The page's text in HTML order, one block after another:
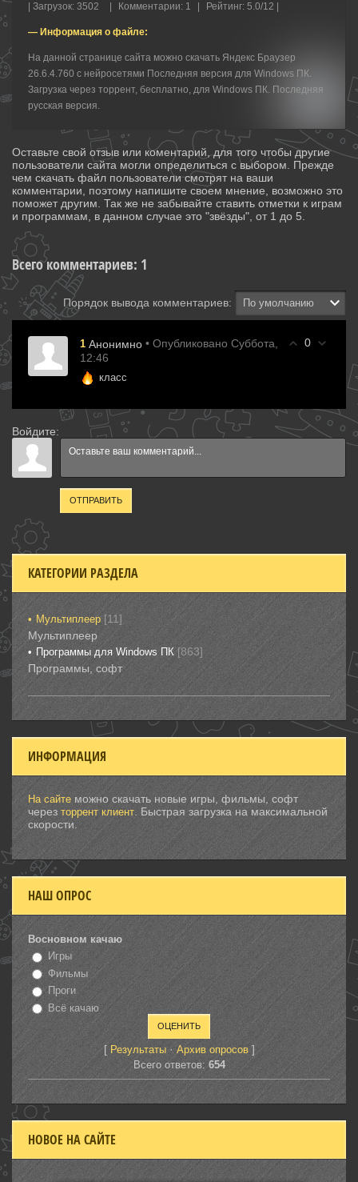
Загрузок: 3502 Комментарии: 1 Рейтинг: 5.0/12 |
— Информация о файле:
На данной странице сайта можно скачать Яндекс Браузер
26.6.4.760 с нейросетями Последняя версия для Windows ПК.
Загрузка через торрент, бесплатно, для Windows ПК. Последняя
русская версия.
Оставьте свой отзыв или коментарий, для того чтобы другие
пользователи сайта могли определиться с выбором. Прежде
чем скачать файл пользователи смотрят на ваши
комментарии, поэтому напишите своем мнение, возможно это
поможет другим. Так же не забывайте ставить отметки к играм
и программам, в данном случае это "звёзды", от 1 до 5.
Всего комментариев: 1
Порядок вывода комментариев:
0
1 Анонимно • Опубликовано Суббота,
12:46
класс
Войдите:
ОТПРАВИТЬ
КАТЕГОРИИ РАЗДЕЛА
Мультиплеер [11]
Мультиплеер
Программы для Windows ПК [863]
Программы, софт
ИНФОРМАЦИЯ
На сайте можно скачать новые игры, фильмы, софт
через торрент клиент . Быстрая загрузка на максимальной
скорости.
НАШ ОПРОС
Восновном качаю
Игры
Фильмы
Проги
Всё качаю
[ Результаты· Архив опросов]
Всего ответов: 654
НОВОЕ НА САЙТЕ